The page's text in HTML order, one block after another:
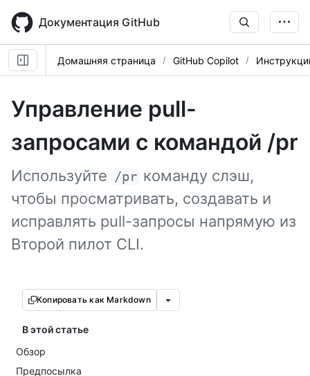
main
content
Документация GitHub
Домашняя страница GitHub Copilot
Управление pull-
запросами с командой /pr
Используйте /pr команду слэш,
чтобы просматривать, создавать и
исправлять pull-запросы напрямую из
Второй пилот CLI.
Копировать как Markdown
В этой статье
Обзор
Предпосылка